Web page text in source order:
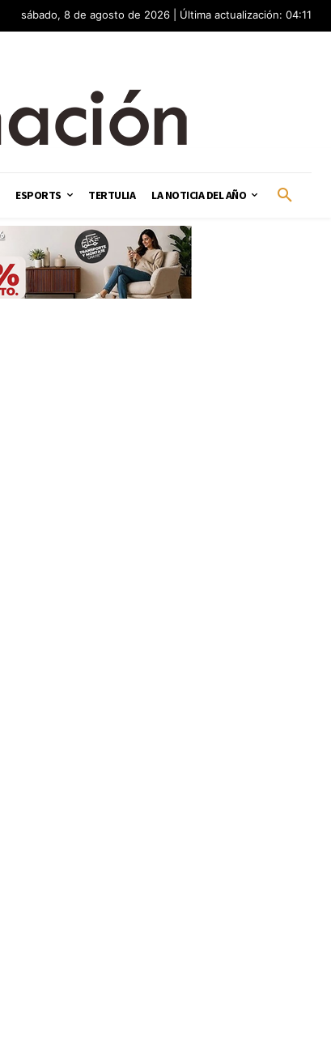
sábado, 8 de agosto de 2026 | Última actualización: 04:11
ESPORTS TERTULIA LA NOTICIA DEL AÑO